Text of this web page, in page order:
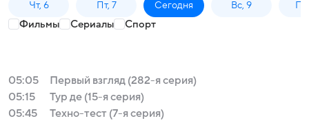
Чт, 6 Пт, 7 Сегодня Вс, 9
Фильмы Сериалы Спорт
05:05
Первый взгляд (282-я серия)
05:15
Тур де (15-я серия)
05:45
Техно-тест (7-я серия)